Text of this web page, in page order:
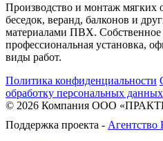
Производство и монтаж мягких
беседок, веранд, балконов и
материалами ПВХ. Собственное
профессиональная установка,
виды работ.
Политика конфиденциальности
обработку персональных данных
© 2026 Компания ООО
Поддержка проекта - Агентство